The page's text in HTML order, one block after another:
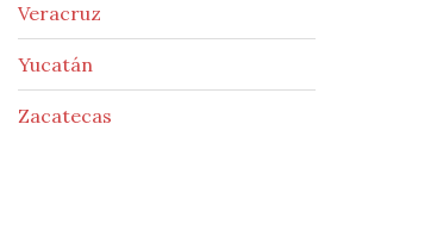
Veracruz
Yucatán
Zacatecas